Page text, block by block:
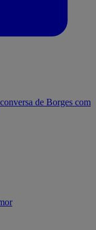
de Borges com